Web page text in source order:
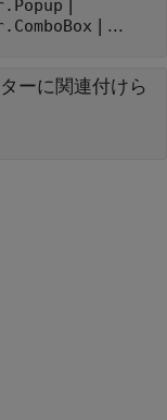
|
| ...
ーに関連付けら